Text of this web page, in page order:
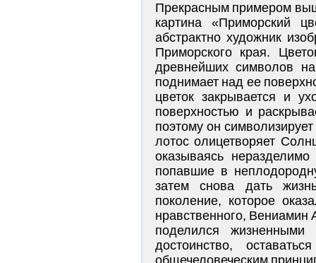
Прекрасным примером
картина «Приморский
абстрактно художник
Приморского края.
древнейших символов
поднимает над ее
цветок закрывается и
поверхностью и
поэтому он
лотос олицетворяет
оказываясь
попавшие в
затем снова дать
поколение, которое
нравственного, Вениамин
поделился
достоинство,
общечеловеческим